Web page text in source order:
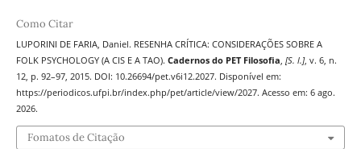
Como Citar
LUPORINI DE FARIA, Daniel. RESENHA CRÍTICA: CONSIDERAÇÕES SOBRE A
FOLK PSYCHOLOGY (A CIS E A TAO). Cadernos do PET Filosofia, [S. l.], v. 6, n.
12, p. 92–97, 2015. DOI: 10.26694/pet.v6i12.2027. Disponível em:
https://periodicos.ufpi.br/index.php/pet/article/view/2027. Acesso em: 6 ago.
2026.
Fomatos de Citação